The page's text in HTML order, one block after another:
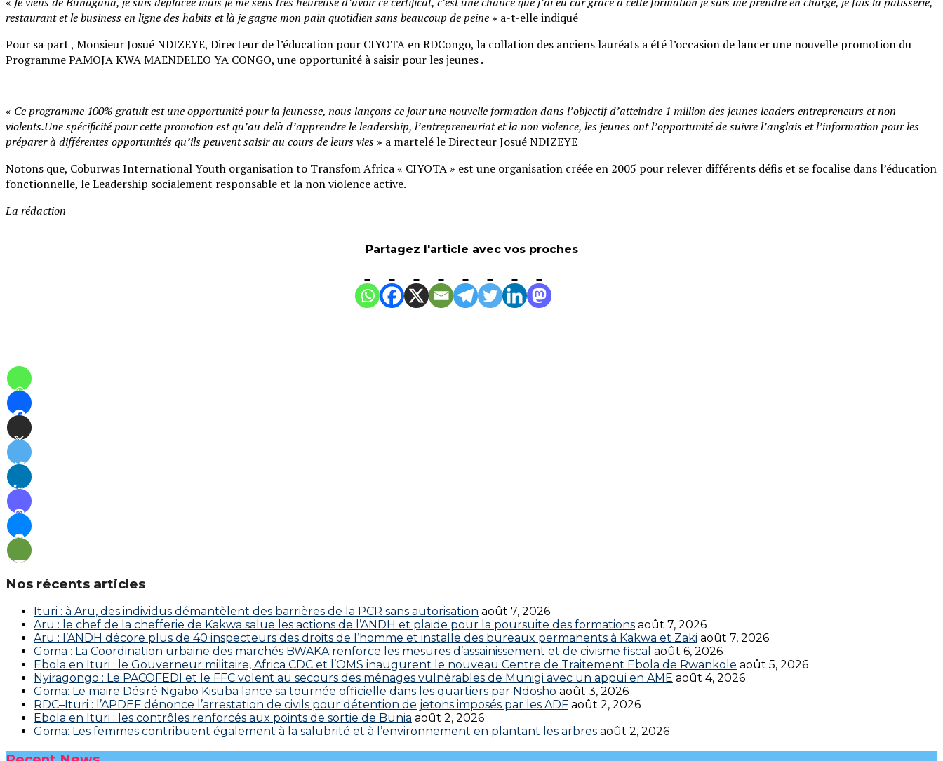
restaurant et le business en ligne des habits et là je gagne mon pain quotidien sans beaucoup de peine » a-t-elle indiqué
Pour sa part , Monsieur Josué NDIZEYE, Directeur de l’éducation pour CIYOTA en RDCongo, la collation des anciens lauréats a été l’occasion de lancer une nouvelle promotion du
Programme PAMOJA KWA MAENDELEO YA CONGO, une opportunité à saisir pour les jeunes .
« Ce programme 100% gratuit est une opportunité pour la jeunesse, nous lançons ce jour une nouvelle formation dans l’objectif d’atteindre 1 million des jeunes leaders entrepreneurs et non
violents.Une spécificité pour cette promotion est qu’au delà d’apprendre le leadership, l’entrepreneuriat et la non violence, les jeunes ont l’opportunité de suivre l’anglais et l’information pour les
préparer à différentes opportunités qu’ils peuvent saisir au cours de leurs vies » a martelé le Directeur Josué NDIZEYE
Notons que, Coburwas International Youth organisation to Transfom Africa « CIYOTA » est une organisation créée en 2005 pour relever différents défis et se focalise dans l’éducation
fonctionnelle, le Leadership socialement responsable et la non violence active.
La rédaction
Partagez l'article avec vos proches
Nos récents articles
Ituri : à Aru, des individus démantèlent des barrières de la PCR sans autorisation août 7, 2026
Aru : le chef de la chefferie de Kakwa salue les actions de l’ANDH et plaide pour la poursuite des formations août 7, 2026
Aru : l’ANDH décore plus de 40 inspecteurs des droits de l’homme et installe des bureaux permanents à Kakwa et Zaki août 7, 2026
Goma : La Coordination urbaine des marchés BWAKA renforce les mesures d’assainissement et de civisme fiscal août 6, 2026
Ebola en Ituri : le Gouverneur militaire, Africa CDC et l’OMS inaugurent le nouveau Centre de Traitement Ebola de Rwankole août 5, 2026
‎Nyiragongo : Le PACOFEDI et le FFC volent au secours des ménages vulnérables de Munigi avec un appui en AME‎‎ août 4, 2026
Goma: Le maire Désiré Ngabo Kisuba lance sa tournée officielle dans les quartiers par Ndosho août 3, 2026
RDC–Ituri : l’APDEF dénonce l’arrestation de civils pour détention de jetons imposés par les ADF août 2, 2026
Ebola en Ituri : les contrôles renforcés aux points de sortie de Bunia août 2, 2026
Goma: Les femmes contribuent également à la salubrité et à l’environnement en plantant les arbres août 2, 2026